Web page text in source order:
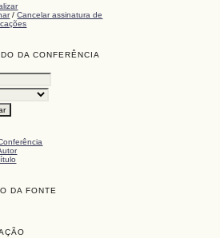
/Cancelar assinatura de
DA CONFERÊNCIA
DA FONTE